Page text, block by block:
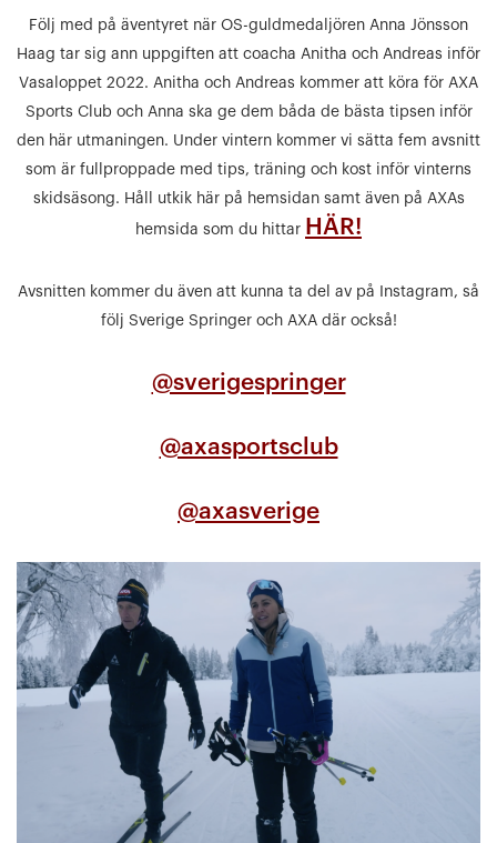
Följ med på äventyret när OS-guldmedaljören Anna Jönsson
Haag tar sig ann uppgiften att coacha Anitha och Andreas inför
Vasaloppet 2022. Anitha och Andreas kommer att köra för AXA
Sports Club och Anna ska ge dem båda de bästa tipsen inför
den här utmaningen. Under vintern kommer vi sätta fem avsnitt
som är fullproppade med tips, träning och kost inför vinterns
skidsäsong. Håll utkik här på hemsidan samt även på AXAs
hemsida som du hittar HÄR!
Avsnitten kommer du även att kunna ta del av på Instagram, så
följ Sverige Springer och AXA där också!
@sverigespringer
@axasportsclub
@axasverige